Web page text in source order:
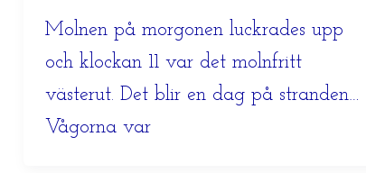
Molnen på morgonen luckrades upp
och klockan 11 var det molnfritt
västerut. Det blir en dag på stranden…
Vågorna var